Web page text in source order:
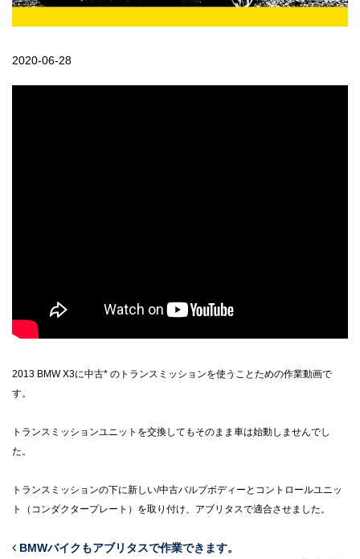
2020-06-28
2013 BMW X3に中古* のトランスミッションを使うことための作業動画で
す。
トランスミッションユニットを交換してもそのまま車は始動しませんでし
た。
トランスミッションの下に新しい/中古バルブボディーとコントロールユニッ
ト（コンダクタープレート）を取り付け、アブリタスで適合させました。
BMWバイクもアブリタスで作業できます。